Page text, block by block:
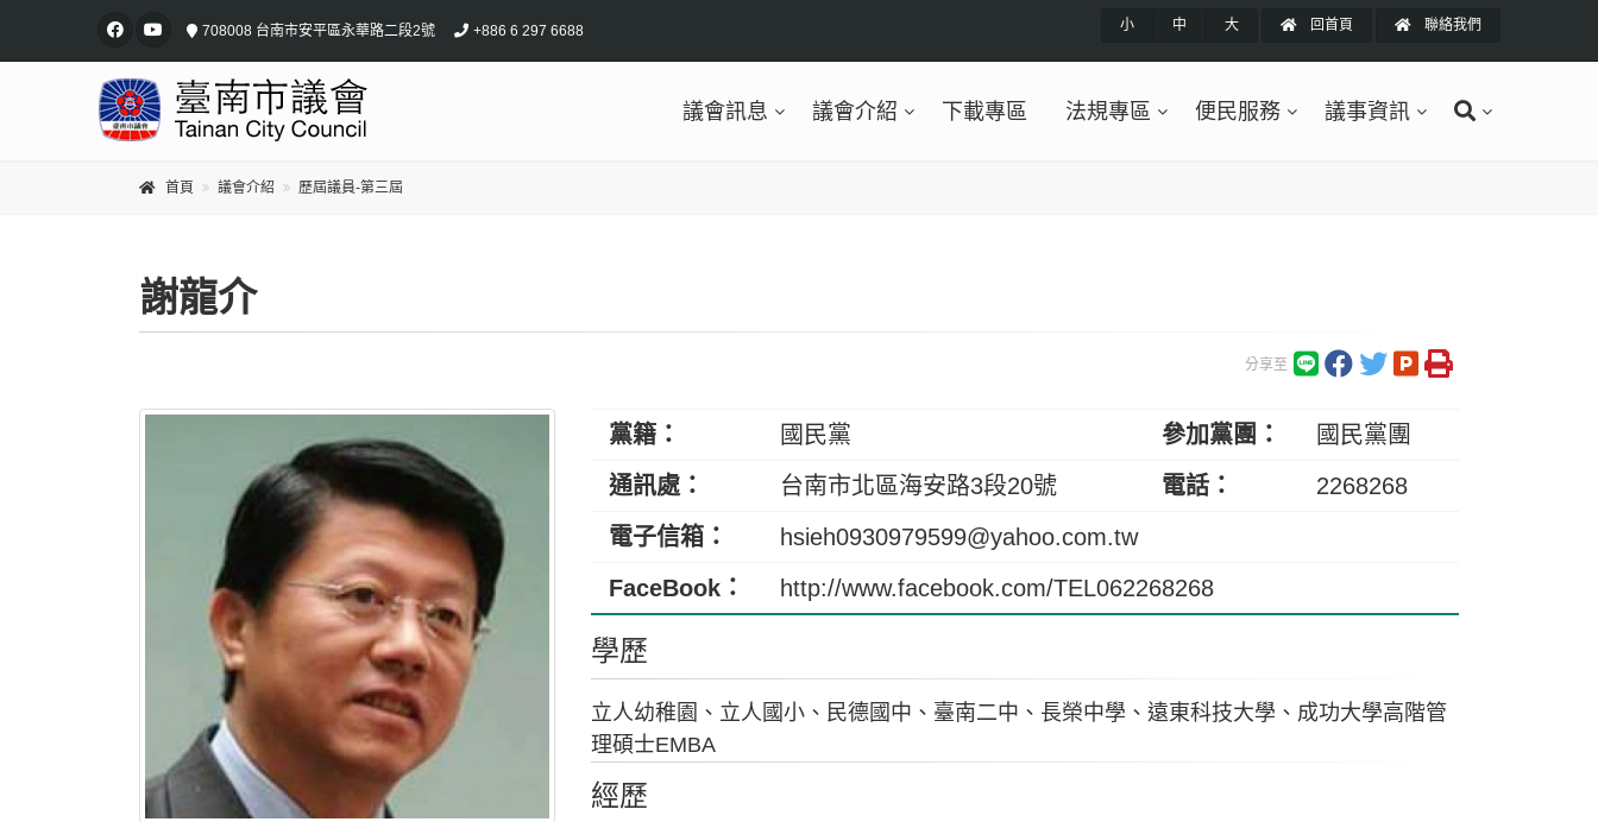
708008 台南市安平區永華路二段2號 +886 6 297 6688 小 中 大 回首頁 聯絡我們
議會訊息 議會介紹 下載專區 法規專區 便民服務 議事資訊
首頁 議會介紹 歷屆議員-第三屆
謝龍介
分享至
黨籍： 國民黨 參加黨團：
國民黨團
通訊處：
台南市北區海安路3段20號 電話：
2268268
電子信箱：
hsieh0930979599@yahoo.com.tw
FaceBook：
http://www.facebook.com/TEL062268268
學歷
立人幼稚園、立人國小、民德國中、臺南二中、長榮中學、遠東科技大學、成功大學高階管
理碩士EMBA
經歷